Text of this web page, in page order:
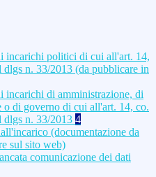
incarichi politici di cui all'art. 14,
dlgs n. 33/2013 (da pubblicare in
incarichi di amministrazione, di
o di governo di cui all'art. 14, co.
dlgs n. 33/2013 4
(documentazione da
sul sito web)
comunicazione dei dati